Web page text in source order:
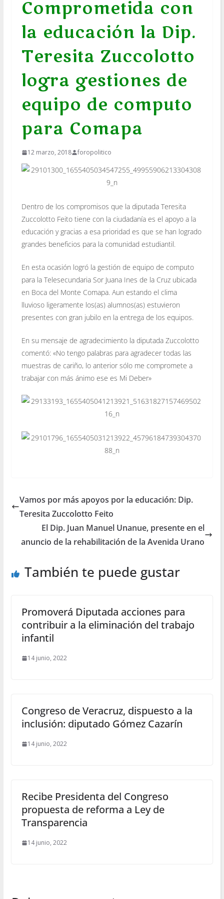
Comprometida con
la educación la Dip.
Teresita Zuccolotto
logra gestiones de
equipo de computo
para Comapa
12 marzo, 2018 foropolitico
Dentro de los compromisos que la diputada Teresita
Zuccolotto Feito tiene con la ciudadanía es el apoyo a la
educación y gracias a esa prioridad es que se han logrado
grandes beneficios para la comunidad estudiantil.
En esta ocasión logró la gestión de equipo de computo
para la Telesecundaria Sor Juana Ines de la Cruz ubicada
en Boca del Monte Comapa. Aun estando el clima
lluvioso ligeramente los(as) alumnos(as) estuvieron
presentes con gran jubilo en la entrega de los equipos.
En su mensaje de agradecimiento la diputada Zuccolotto
comentó: «No tengo palabras para agradecer todas las
muestras de cariño, lo anterior sólo me compromete a
trabajar con más ánimo ese es Mi Deber»
Vamos por más apoyos por la educación: Dip.
Teresita Zuccolotto Feito
El Dip. Juan Manuel Unanue, presente en el
anuncio de la rehabilitación de la Avenida Urano
También te puede gustar
Promoverá Diputada acciones para
contribuir a la eliminación del trabajo
infantil
14 junio, 2022
Congreso de Veracruz, dispuesto a la
inclusión: diputado Gómez Cazarín
14 junio, 2022
Recibe Presidenta del Congreso
propuesta de reforma a Ley de
Transparencia
14 junio, 2022